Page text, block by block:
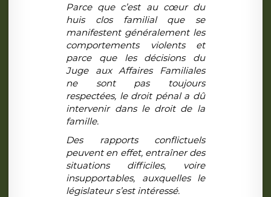
Parce que c’est au cœur du
huis clos familial que se
manifestent généralement les
comportements violents et
parce que les décisions du
Juge aux Affaires Familiales
ne sont pas toujours
respectées, le droit pénal a dû
intervenir dans le droit de la
famille.
Des rapports conflictuels
peuvent en effet, entraîner des
situations difficiles, voire
insupportables, auxquelles le
législateur s’est intéressé.